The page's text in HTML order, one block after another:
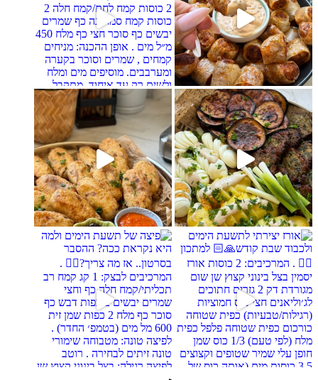
חשבתי מה לחדש לכם ונראה
היא נקראת ככה? ההסבר בסרטו